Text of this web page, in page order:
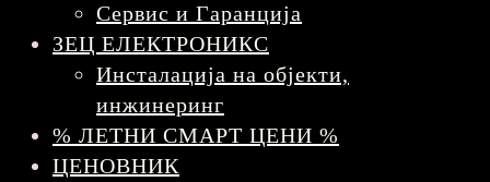
Сервис и Гаранција
ЗЕЦ ЕЛЕКТРОНИКС
Инсталација на објекти,
инжинеринг
% ЛЕТНИ СМАРТ ЦЕНИ %
ЦЕНОВНИК